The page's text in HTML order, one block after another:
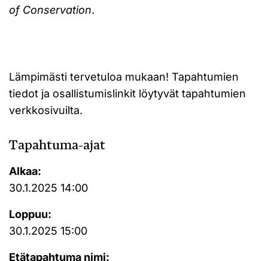
of Conservation.
Lämpimästi tervetuloa mukaan! Tapahtumien
tiedot ja osallistumislinkit löytyvät tapahtumien
verkkosivuilta.
Tapahtuma-ajat
Alkaa:
30.1.2025 14:00
Loppuu:
30.1.2025 15:00
Etätapahtuma nimi: